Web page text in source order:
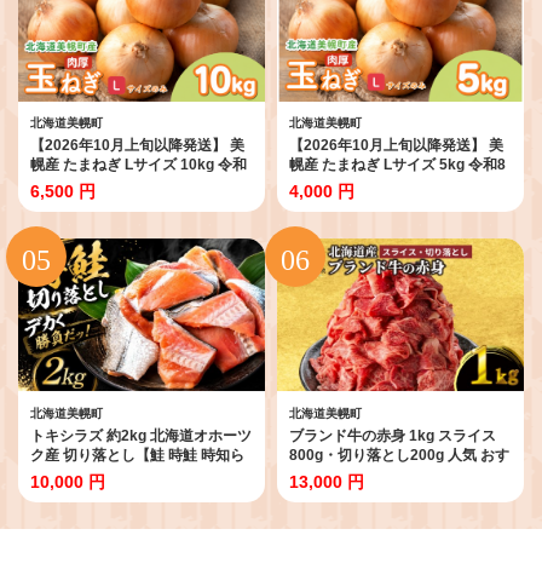
数量限定
北海道美幌町
【2026年10月上旬以降発送】 美
幌産 たまねぎ Lサイズ 10kg 令和
8年度産 / タマネギ 玉ねぎ 玉ネギ
玉葱 オニオン スライス サラダ 野
菜 スープ 肉じゃが 煮物 ハンバー
グ すりおろし 甘い カレー BBQ
バーベキュー 新鮮 旬 国産 訳あり
北海道 美幌町 先行予約 送料無料
数量限定
6,500 円
北海道美幌町
【2026年10月上旬以降発送】 美
幌産 たまねぎ Lサイズ 5kg 令和8
年度産 / タマネギ 玉ねぎ 玉ネギ
玉葱 オニオン スライス サラダ 野
菜 スープ 肉じゃが 煮物 ハンバー
グ すりおろし 甘い カレー BBQ
バーベキュー 新鮮 旬 国産 訳あり
北海道 美幌町 先行予約 送料無料
数量限定
4,000 円
北海道美幌町
トキシラズ 約2kg 北海道オホーツ
ク産 切り落とし【鮭 時鮭 時知ら
ず ときしらず トキシラズ 訳あり
ワケあり ふるさと納税 北海道 海
(BHRI027)
10,000 円
北海道美幌町
ブランド牛の赤身 1kg スライス
800g・切り落とし200g 人気 おす
すめ ランキング 牛肉 牛 肉 牛赤身
肉 赤身 切り落とし すき焼き しゃ
北海道 美幌町 【配送不可地域：
13,000 円